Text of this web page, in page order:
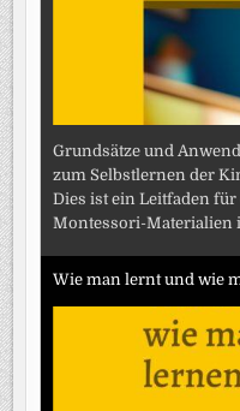
Grundsätze und
zum Selbstlernen der
Dies ist ein Leitfaden
Montessori-Materialien
Wie man lernt und wie